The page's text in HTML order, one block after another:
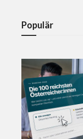
Populär